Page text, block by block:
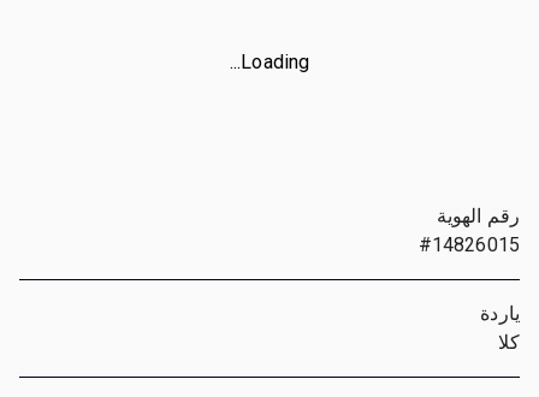
Loading...
رقم الهوية
#14826015
ياردة
كلا